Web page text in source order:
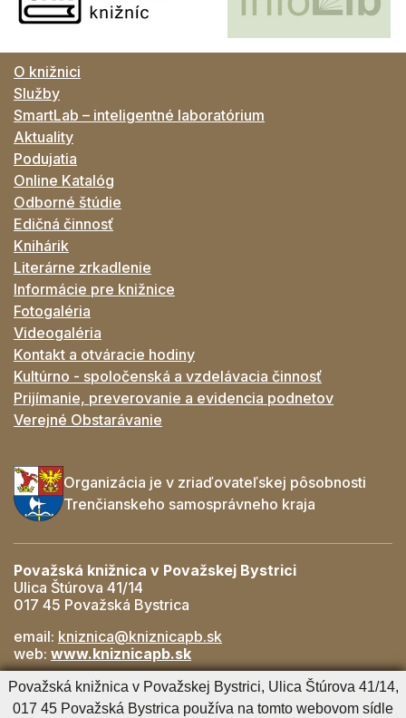
O knižnici
Služby
SmartLab – inteligentné laboratórium
Aktuality
Podujatia
Online Katalóg
Odborné štúdie
Edičná činnosť
Knihárik
Literárne zrkadlenie
Informácie pre knižnice
Fotogaléria
Videogaléria
Kontakt a otváracie hodiny
Kultúrno - spoločenská a vzdelávacia činnosť
Prijímanie, preverovanie a evidencia podnetov
Verejné Obstarávanie
Organizácia je v zriaďovateľskej pôsobnosti
Trenčianskeho samosprávneho kraja
Považská knižnica v Považskej Bystrici
Ulica Štúrova 41/14
017 45 Považská Bystrica
email: kniznica@kniznicapb.sk
web: www.kniznicapb.sk
Pobočky
Rozkvet- 042/432 56 59, rozkvet@kniznicapb.sk
Považská knižnica v Považskej Bystrici, Ulica Štúrova 41/14,
017 45 Považská Bystrica používa na tomto webovom sídle